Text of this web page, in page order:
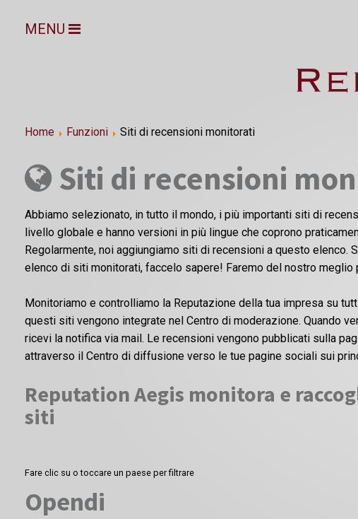
MENU
Home Funzioni Siti di recensioni monitorati
Siti di recensioni
Abbiamo selezionato, in tutto il mondo, i più importanti siti di
livello globale e hanno versioni in più lingue che coprono
Regolarmente, noi aggiungiamo siti di recensioni a questo elenco.
elenco di siti monitorati, faccelo sapere! Faremo del nostro meglio
Monitoriamo e controlliamo la Reputazione della tua impresa su
questi siti vengono integrate nel Centro di moderazione. Quando
ricevi la notifica via mail. Le recensioni vengono pubblicati sulla
attraverso il Centro di diffusione verso le tue pagine sociali sui
Reputation Aegis monitora e
siti
Fare clic su o toccare un paese per filtrare
Opendi